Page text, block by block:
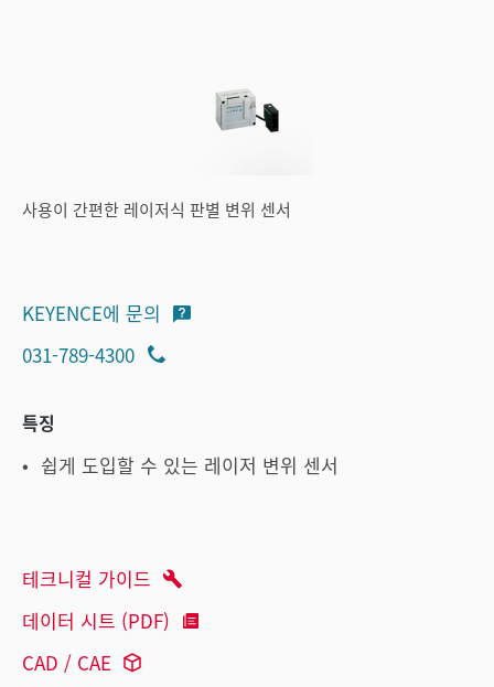
사용이 간편한 레이저식 판별 변위 센서
KEYENCE에 문의
031-789-4300
특징
쉽게 도입할 수 있는 레이저 변위 센서
테크니컬 가이드
데이터 시트 (PDF)
CAD / CAE